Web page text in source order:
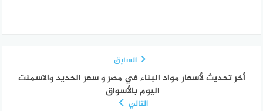
السابق
أخر تحديث لأسعار مواد البناء في مصر و سعر الحديد والاسمنت
اليوم بالأسواق
التالي